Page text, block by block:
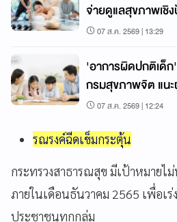
จ่ายดูแลสุขภาพเชิ
07 ส.ค. 2569 | 13:29
'อาการผิดปกติเด็
กรมสุขภาพจิต แน
07 ส.ค. 2569 | 12:24
รณรงค์ฉีดเข็มกระตุ้น
กระทรวงสาธารณสุข มีเป้าหมายไ
ภายในเดือนธันวาคม 2565 เพื่อเ
ประชาชนทุกกลุ่ม